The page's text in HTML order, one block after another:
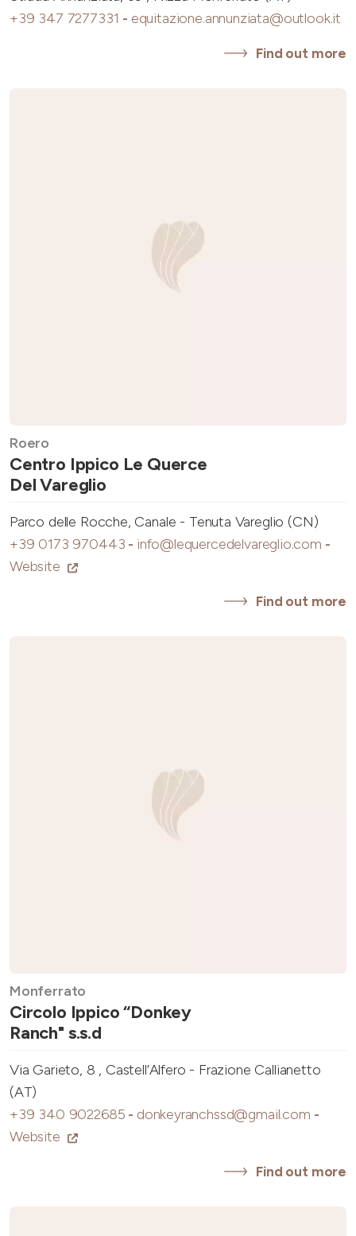
+39 347 7277331 - equitazione.annunziata@outlook.it
Find out more
Roero
Centro Ippico Le Querce
Del Vareglio
Parco delle Rocche, Canale - Tenuta Vareglio (CN)
+39 0173 970443 - info@lequercedelvareglio.com -
Website
Find out more
Monferrato
Circolo Ippico “Donkey
Ranch" s.s.d
Via Garieto, 8 , Castell’Alfero - Frazione Callianetto
(AT)
+39 340 9022685 - donkeyranchssd@gmail.com -
Website
Find out more